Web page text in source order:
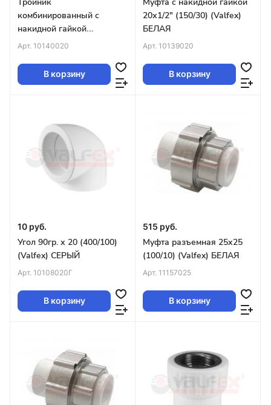
комбинированный с
накидной гайкой
20х1/2"х20 (100/25)
Арт. 10140020
В корзину
20х1/2" (150/30) (Valfex)
БЕЛАЯ
Арт. 10139020
В корзину
10 руб.
Угол 90гр. х 20 (400/100)
(Valfex) СЕРЫЙ
Арт. 10108020Г
В корзину
515 руб.
Муфта разъемная 25х25
(100/10) (Valfex) БЕЛАЯ
Арт. 11157025
В корзину